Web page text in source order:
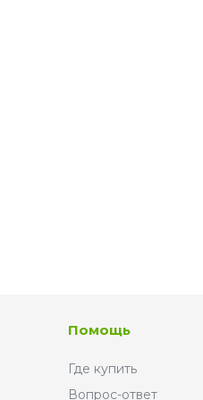
Помощь
Где купить
Вопрос-ответ